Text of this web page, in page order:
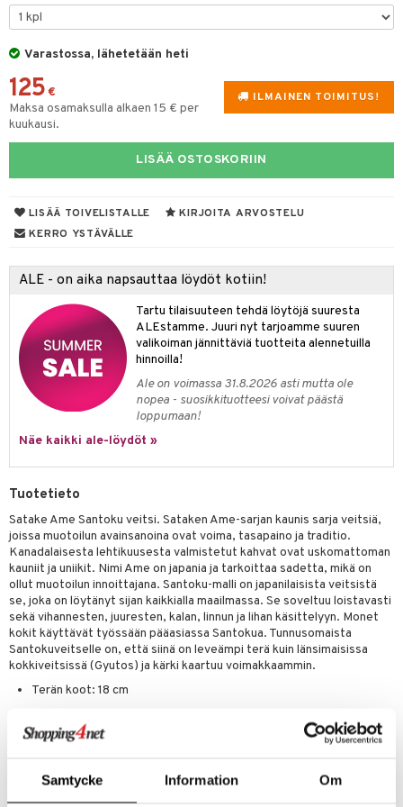
Samtycke Information Om
Varastossa, lähetetään heti
ILMAINEN TOIMITUS!
125 €
Maksa osamaksulla alkaen 15 € per
kuukausi.
LISÄÄ OSTOSKORIIN
LISÄÄ TOIVELISTALLE
KIRJOITA ARVOSTELU
KERRO YSTÄVÄLLE
ALE - on aika napsauttaa löydöt kotiin!
Tartu tilaisuuteen tehdä löytöjä suuresta
ALEstamme. Juuri nyt tarjoamme suuren
valikoiman jännittäviä tuotteita alennetuilla
hinnoilla!
Ale on voimassa 31.8.2026 asti mutta ole
nopea - suosikkituotteesi voivat päästä
loppumaan!
Näe kaikki ale-löydöt »
Tuotetieto
Satake Ame Santoku veitsi. Sataken Ame-sarjan kaunis sarja veitsiä,
joissa muotoilun avainsanoina ovat voima, tasapaino ja traditio.
Kanadalaisesta lehtikuusesta valmistetut kahvat ovat uskomattoman
kauniit ja uniikit. Nimi Ame on japania ja tarkoittaa sadetta, mikä on
ollut muotoilun innoittajana. Santoku-malli on japanilaisista veitsistä
se, joka on löytänyt sijan kaikkialla maailmassa. Se soveltuu loistavasti
sekä vihannesten, juuresten, kalan, linnun ja lihan käsittelyyn. Monet
kokit käyttävät työssään pääasiassa Santokua. Tunnusomaista
Santokuveitselle on, että siinä on leveämpi terä kuin länsimaisissa
kokkiveitsissä (Gyutos) ja kärki kaartuu voimakkaammin.
Terän koot: 18 cm
& terän päätyosa ruostumatonta terästä, Kahva kanadalaista
lehtikuusta
Muuta
Bestikserien Tuva blev udviklet af Per Finne og vandt i 2009 to
& Vihannesveitset
sisustus
tarvikkeita
tekstiilit
koristelu
säilytys
tekstiilit
Saalit
& Tyynyliinat
& Peitot
& Koukut
& Korit
& Veistokset
Art
& Lyhdyt
& Hyllyt
& Koukut
tekstiilit
tekstiilit
tekstiilit
& Tyynyliinat
hyönteissuoja
ruokinta
& Lyhdyt
& vastauksia